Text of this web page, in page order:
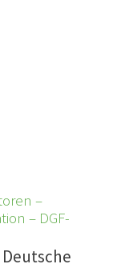
–
– DGF-
Deutsche